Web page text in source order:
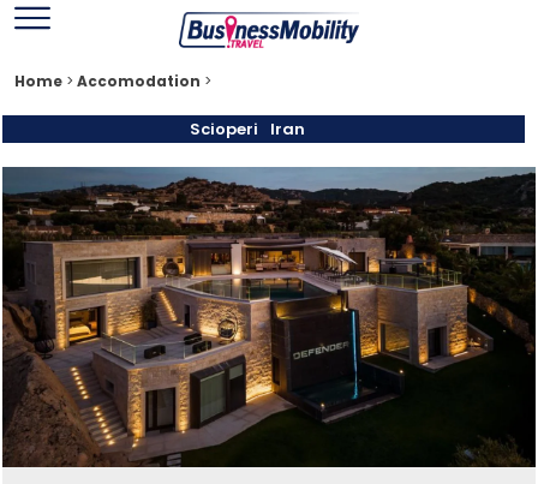
Home > Accomodation >
Scioperi Iran